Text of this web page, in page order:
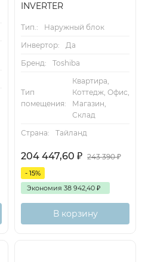
INVERTER
Тип.:
Наружный блок
Инвертор:
Да
Бренд:
Toshiba
Тип
помещения:
Квартира,
Коттедж, Офис,
Магазин,
Склад
Страна:
Тайланд
204 447,60 ₽ 243 390₽
- 15%
Экономия 38 942,40 ₽
В корзину